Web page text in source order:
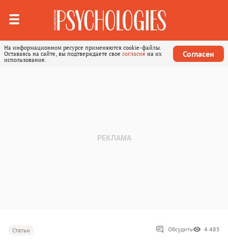
На информационном ресурсе применяются cookie-файлы.
Оставаясь на сайте, вы подтверждаете свое согласие на их
использование.
Согласен
Статьи Обсудить 4 485